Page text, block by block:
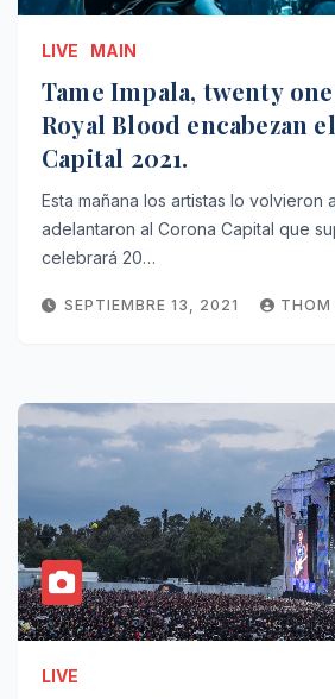
LIVE MAIN
Tame Impala, twenty
Royal Blood encabezan
Capital 2021.
Esta mañana los artistas lo volvieron
adelantaron al Corona Capital que
celebrará 20…
SEPTIEMBRE 13, 2021 THOM
LIVE